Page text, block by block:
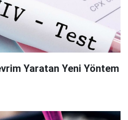
Yaratan Yeni Yöntem